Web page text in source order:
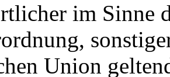
im Sinne
Union